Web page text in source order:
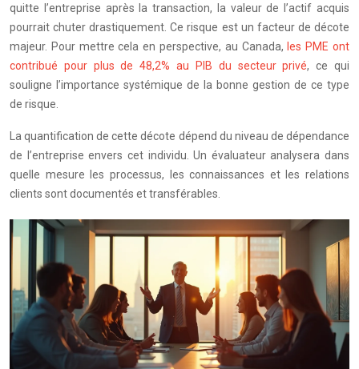
quitte l’entreprise après la transaction, la valeur de l’actif acquis
pourrait chuter drastiquement. Ce risque est un facteur de décote
majeur. Pour mettre cela en perspective, au Canada, les PME ont
contribué pour plus de 48,2% au PIB du secteur privé, ce qui
souligne l’importance systémique de la bonne gestion de ce type
de risque.
La quantification de cette décote dépend du niveau de dépendance
de l’entreprise envers cet individu. Un évaluateur analysera dans
quelle mesure les processus, les connaissances et les relations
clients sont documentés et transférables.